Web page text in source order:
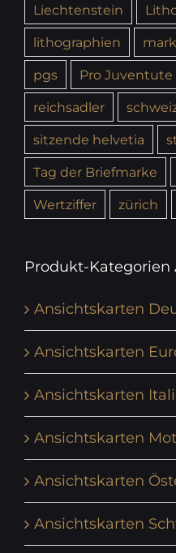
Liechtenstein
lithographien
pgs
Pro Juventute
reichsadler
sitzende helvetia
Tag der Briefmarke
Wertziffer
zürich
Produkt-Kategorien
Ansichtskarten
Ansichtskarten
Ansichtskarten
Ansichtskarten
Ansichtskarten
Ansichtskarten